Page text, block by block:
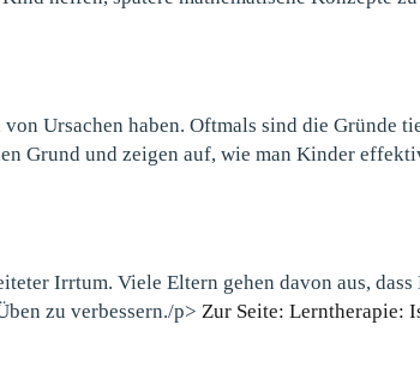
Ursachen haben. Oftmals sind die Gründe
Grund und zeigen auf, wie man Kinder
Irrtum. Viele Eltern gehen davon aus,
zu verbessern./p> Zur Seite: Lerntherapie: